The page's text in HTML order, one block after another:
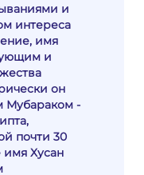
и
интереса
имя
и
он
Мубараком -
почти 30
Хусан